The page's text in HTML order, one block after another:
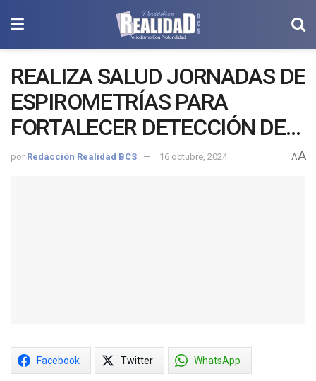
REALIZA SALUD JORNADAS DE
ESPIROMETRÍAS PARA
FORTALECER DETECCIÓN DE
AFECCIONES PULMONARES
por Redacción Realidad BCS 16 octubre, 2024 AA
Facebook Twitter WhatsApp